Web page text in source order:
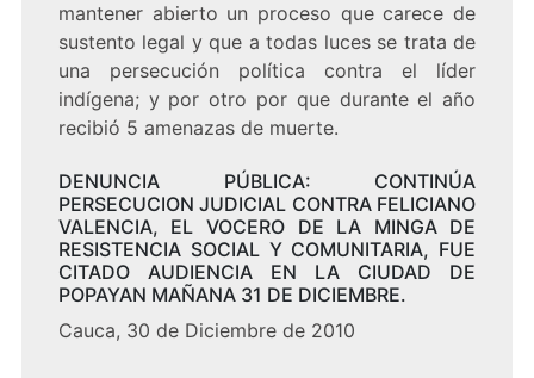
mantener abierto un proceso que carece de
sustento legal y que a todas luces se trata de
una persecución política contra el líder
indígena; y por otro por que durante el año
recibió 5 amenazas de muerte.
DENUNCIA PÚBLICA: CONTINÚA
PERSECUCION JUDICIAL CONTRA FELICIANO
VALENCIA, EL VOCERO DE LA MINGA DE
RESISTENCIA SOCIAL Y COMUNITARIA, FUE
CITADO AUDIENCIA EN LA CIUDAD DE
POPAYAN MAÑANA 31 DE DICIEMBRE.
Cauca, 30 de Diciembre de 2010